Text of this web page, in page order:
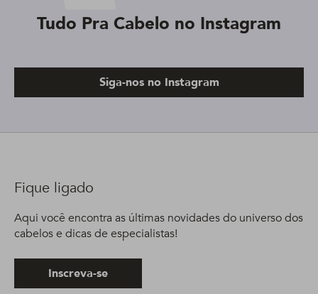
Tudo Pra Cabelo no Instagram
Siga-nos no Instagram
Fique ligado
Aqui você encontra as últimas novidades do universo dos
cabelos e dicas de especialistas!
Inscreva-se